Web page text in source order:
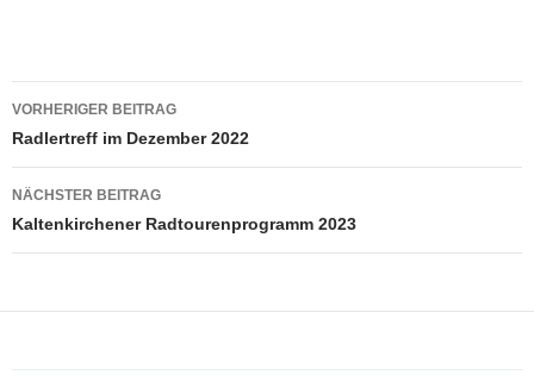
VORHERIGER BEITRAG
Radlertreff im Dezember 2022
NÄCHSTER BEITRAG
Kaltenkirchener Radtourenprogramm 2023